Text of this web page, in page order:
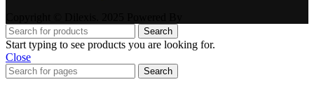
Search
Start typing to see products you are looking for.
Close
Search